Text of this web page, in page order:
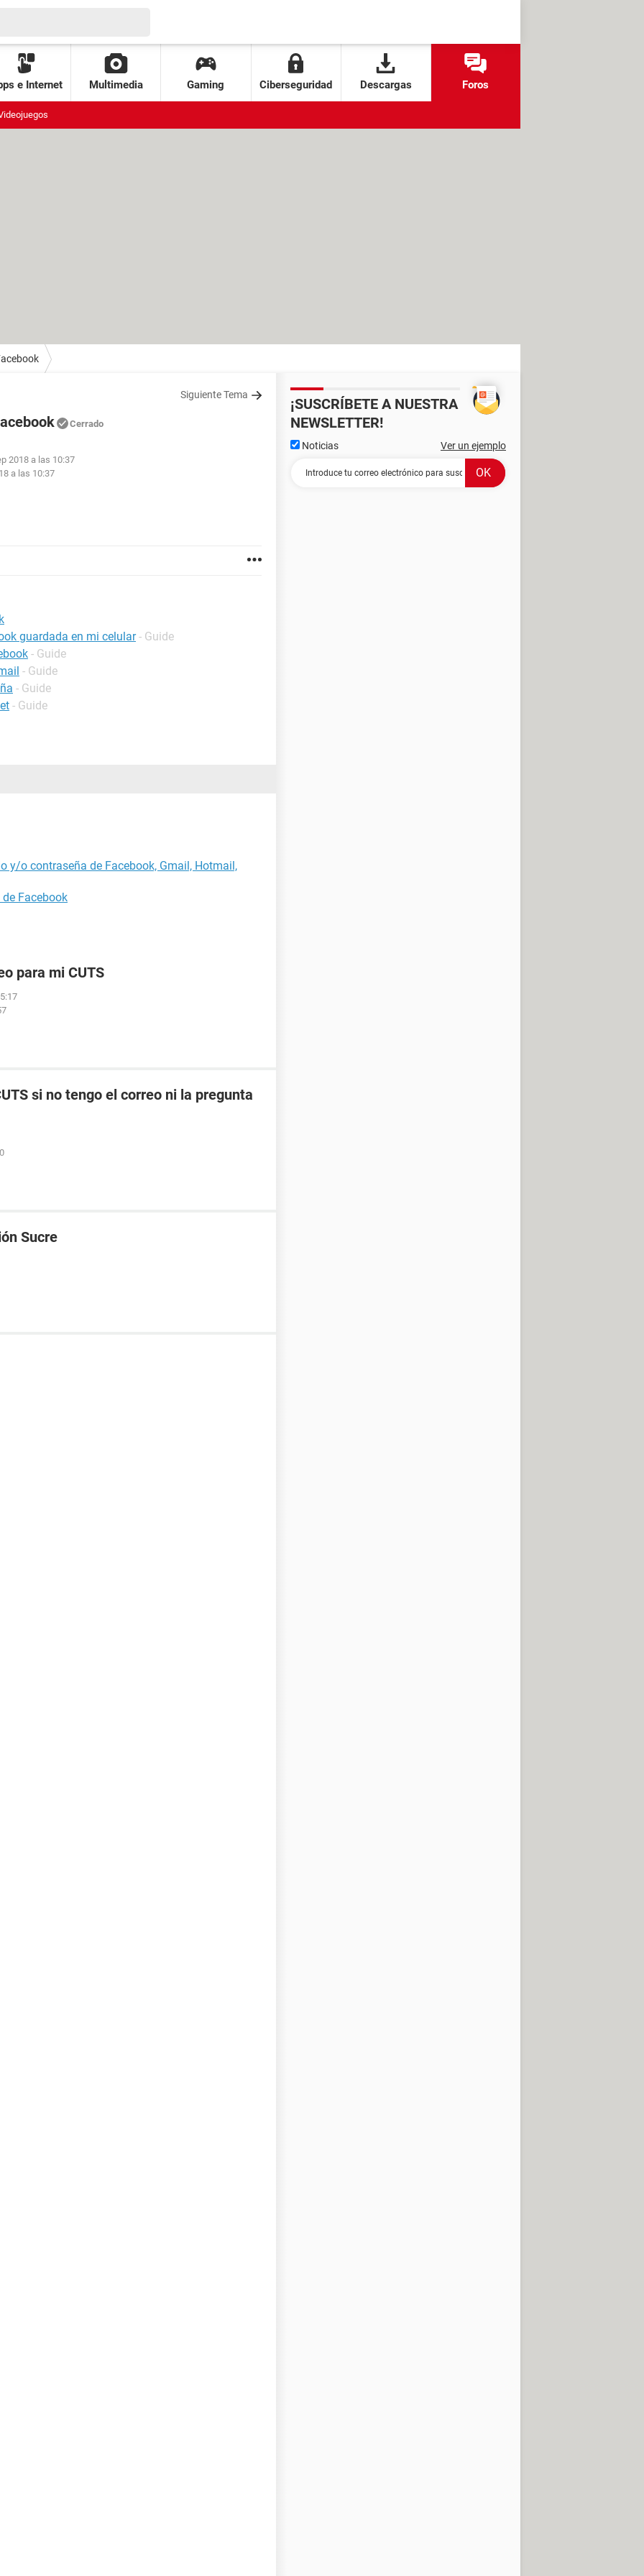
e Internet Multimedia Gaming Ciberseguridad Descargas Foros
Siguiente Tema
Cerrado
2018 a las 10:37
a las 10:37
guardada en mi celular - Guide
- Guide
- Guide
- Guide
- Guide
y/o contraseña de Facebook, Gmail, Hotmail,
Facebook
para mi CUTS
si no tengo el correo ni la pregunta
Sucre
¡SUSCRÍBETE A NUESTRA
NEWSLETTER!
Noticias Ver un ejemplo